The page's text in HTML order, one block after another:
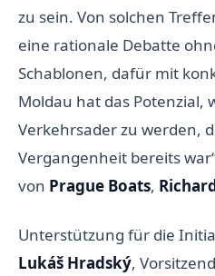
zu sein. Von solchen
eine rationale Debatte
Schablonen, dafür mit
Moldau hat das Potenzial,
Verkehrsader zu werden,
Vergangenheit bereits
von Prague Boats,
Unterstützung für die
Lukáš Hradský,